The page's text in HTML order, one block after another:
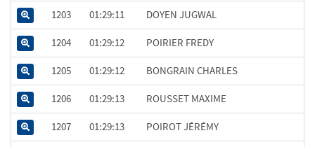
1203 01:29:11 DOYEN JUGWAL
1204 01:29:12 POIRIER FREDY
1205 01:29:12 BONGRAIN CHARLES
1206 01:29:13 ROUSSET MAXIME
1207 01:29:13 POIROT JÉRÉMY